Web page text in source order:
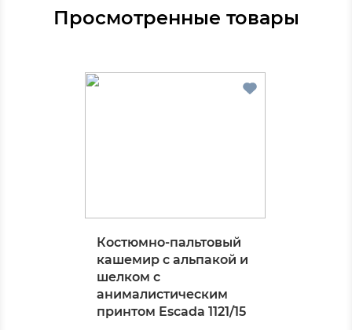
Просмотренные товары
Костюмно-пальтовый
кашемир с альпакой и
шелком с
анималистическим
принтом Escada 1121/15